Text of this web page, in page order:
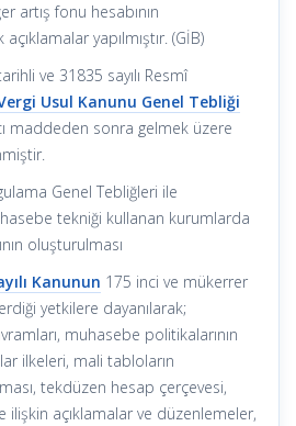
artış fonu hesabının
yapılmıştır. (GİB)
ve 31835 sayılı Resmî
Usul Kanunu Genel Tebliği
maddeden sonra gelmek üzere
Genel Tebliğleri ile
tekniği kullanan kurumlarda
oluşturulması
Kanunun 175 inci ve mükerrer
yetkilere dayanılarak;
muhasebe politikalarının
ilkeleri, mali tabloların
tekdüzen hesap çerçevesi,
ilişkin açıklamalar ve düzenlemeler,